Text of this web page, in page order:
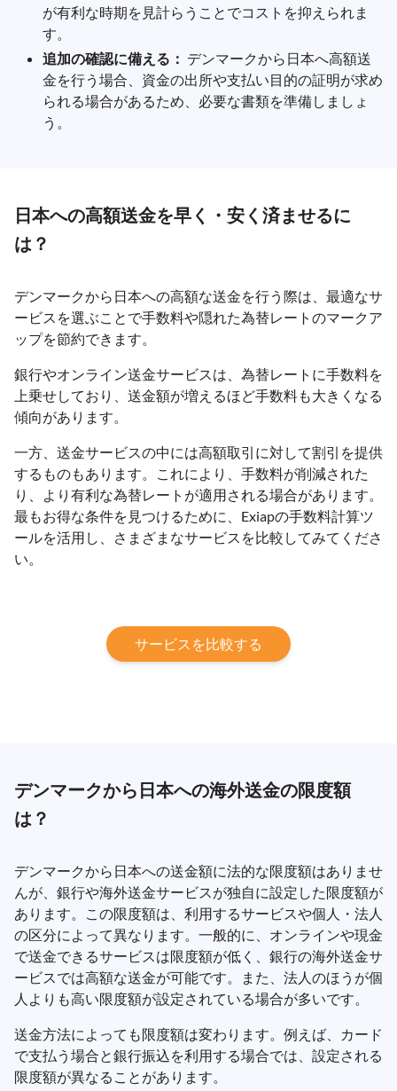
が有利な時期を見計らうことでコストを抑えられま
す。
追加の確認に備える： デンマークから日本へ高額送
金を行う場合、資金の出所や支払い目的の証明が求め
られる場合があるため、必要な書類を準備しましょ
う。
日本への高額送金を早く・安く済ませるに
は？
デンマークから日本への高額な送金を行う際は、最適なサ
ービスを選ぶことで手数料や隠れた為替レートのマークア
ップを節約できます。
銀行やオンライン送金サービスは、為替レートに手数料を
上乗せしており、送金額が増えるほど手数料も大きくなる
傾向があります。
一方、送金サービスの中には高額取引に対して割引を提供
するものもあります。これにより、手数料が削減された
り、より有利な為替レートが適用される場合があります。
最もお得な条件を見つけるために、Exiapの手数料計算ツ
ールを活用し、さまざまなサービスを比較してみてくださ
い。
サービスを比較する
デンマークから日本への海外送金の限度額
は？
デンマークから日本への送金額に法的な限度額はありませ
んが、銀行や海外送金サービスが独自に設定した限度額が
あります。この限度額は、利用するサービスや個人・法人
の区分によって異なります。一般的に、オンラインや現金
で送金できるサービスは限度額が低く、銀行の海外送金サ
ービスでは高額な送金が可能です。また、法人のほうが個
人よりも高い限度額が設定されている場合が多いです。
送金方法によっても限度額は変わります。例えば、カード
で支払う場合と銀行振込を利用する場合では、設定される
限度額が異なることがあります。